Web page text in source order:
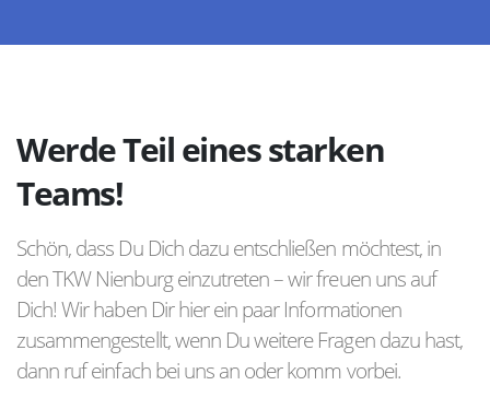
Werde Teil eines starken
Teams!
Schön, dass Du Dich dazu entschließen möchtest, in
den TKW Nienburg einzutreten – wir freuen uns auf
Dich! Wir haben Dir hier ein paar Informationen
zusammengestellt, wenn Du weitere Fragen dazu hast,
dann ruf einfach bei uns an oder komm vorbei.